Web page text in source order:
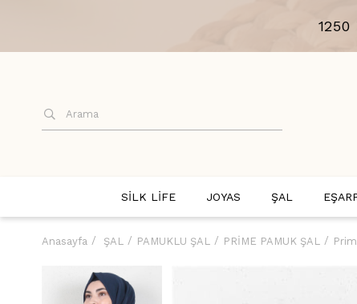
1250
SİLK LİFE JOYAS ŞAL
Anasayfa ŞAL PAMUKLU ŞAL PRİME PAMUK ŞAL